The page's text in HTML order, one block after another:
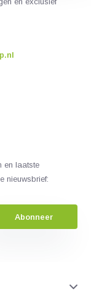
en laatste
nieuwsbrief:
Abonneer